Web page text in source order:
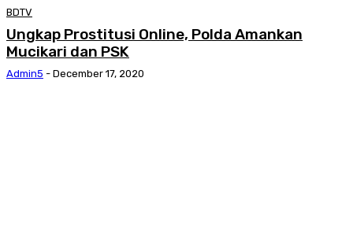
BDTV
Ungkap Prostitusi Online, Polda Amankan
Mucikari dan PSK
Admin5 - December 17, 2020